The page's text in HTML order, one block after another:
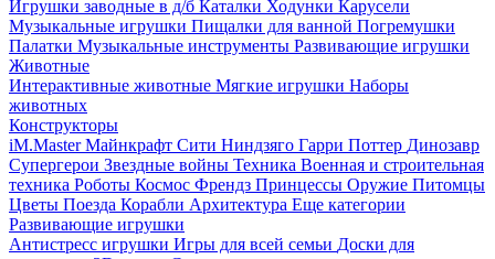
Игрушки заводные в д/б Каталки Ходунки Карусели
Музыкальные игрушки Пищалки для ванной Погремушки
Палатки Музыкальные инструменты Развивающие игрушки
Животные
Интерактивные животные Мягкие игрушки Наборы
животных
Конструкторы
iM.Master Майнкрафт Сити Ниндзяго Гарри Поттер Динозавр
Супергерои Звездные войны Техника Военная и строительная
техника Роботы Космос Френдз Принцессы Оружие Питомцы
Цветы Поезда Корабли Архитектура Еще категории
Развивающие игрушки
Антистресс игрушки Игры для всей семьи Доски для